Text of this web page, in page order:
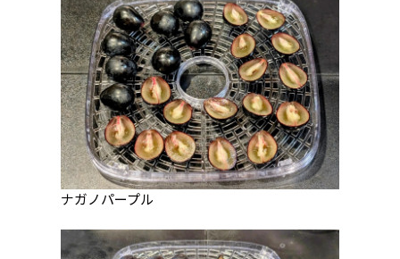
ナガノパープル